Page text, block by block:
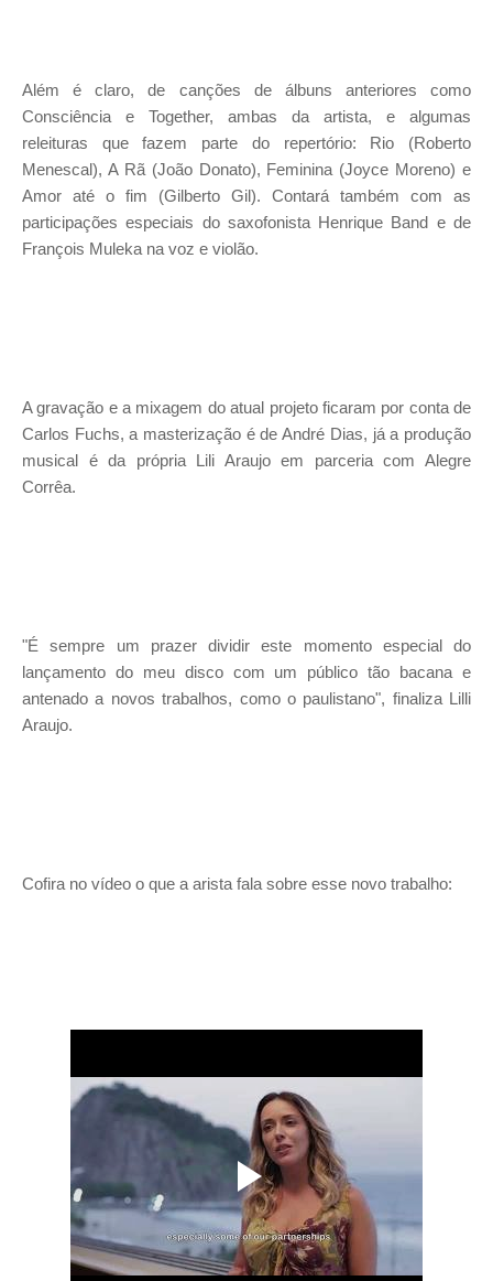
Além é claro, de canções de álbuns anteriores como
Consciência e Together, ambas da artista, e algumas
releituras que fazem parte do repertório: Rio (Roberto
Menescal), A Rã (João Donato), Feminina (Joyce Moreno) e
Amor até o fim (Gilberto Gil). Contará também com as
participações especiais do saxofonista Henrique Band e de
François Muleka na voz e violão.
A gravação e a mixagem do atual projeto ficaram por conta de
Carlos Fuchs, a masterização é de André Dias, já a produção
musical é da própria Lili Araujo em parceria com Alegre
Corrêa.
"É sempre um prazer dividir este momento especial do
lançamento do meu disco com um público tão bacana e
antenado a novos trabalhos, como o paulistano", finaliza Lilli
Araujo.
Cofira no vídeo o que a arista fala sobre esse novo trabalho: